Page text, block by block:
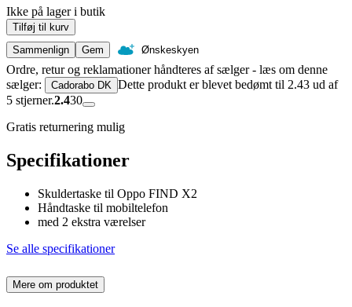
Ikke på lager i butik
Tilføj til kurv
Sammenlign
Gem Ønskeskyen
Ordre, retur og reklamationer håndteres af sælger - læs om denne
sælger:
Cadorabo DK Dette produkt er blevet bedømt til 2.43 ud af
5 stjerner.2.430
Gratis returnering mulig
Specifikationer
Skuldertaske til Oppo FIND X2
Håndtaske til mobiltelefon
med 2 ekstra værelser
Se alle specifikationer
Mere om produktet